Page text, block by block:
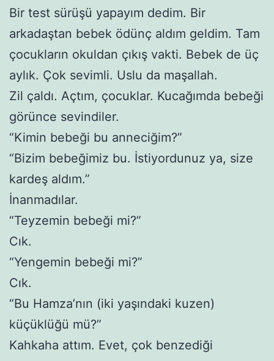
Bir test sürüşü yapayım dedim. Bir
arkadaştan bebek ödünç aldım geldim. Tam
çocukların okuldan çıkış vakti. Bebek de üç
aylık. Çok sevimli. Uslu da maşallah.
Zil çaldı. Açtım, çocuklar. Kucağımda bebeği
görünce sevindiler.
“Kimin bebeği bu anneciğim?”
“Bizim bebeğimiz bu. İstiyordunuz ya, size
kardeş aldım.”
İnanmadılar.
“Teyzemin bebeği mi?”
Cık.
“Yengemin bebeği mi?”
Cık.
“Bu Hamza’nın (iki yaşındaki kuzen)
küçüklüğü mü?”
Kahkaha attım. Evet, çok benzediği